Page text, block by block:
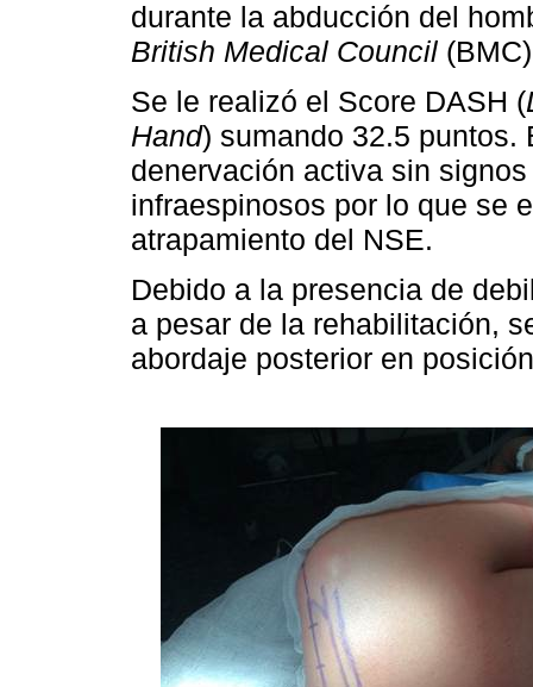
durante la abducción del
British Medical Council
Se le realizó el Score DASH (
Hand) sumando 32.5 puntos.
denervación activa sin
infraespinosos por lo que se
atrapamiento del NSE.
Debido a la presencia de
a pesar de la rehabilitación,
abordaje posterior en